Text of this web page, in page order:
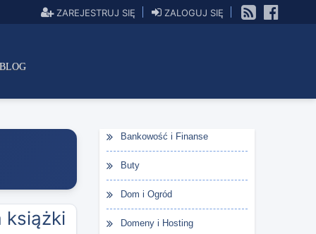
ZAREJESTRUJ SIĘ ZALOGUJ SIĘ
BLOG
książki
Bankowość i Finanse
Buty
Dom i Ogród
Domeny i Hosting